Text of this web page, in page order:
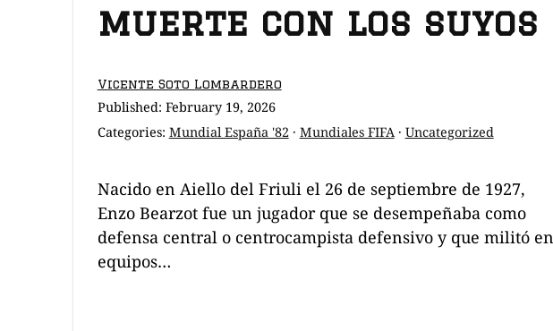
muerte con los suyos
Vicente Soto Lombardero
Published: February 19, 2026
Categories: Mundial España '82· Mundiales FIFA· Uncategorized
Nacido en Aiello del Friuli el 26 de septiembre de 1927,
Enzo Bearzot fue un jugador que se desempeñaba como
defensa central o centrocampista defensivo y que militó en
equipos…